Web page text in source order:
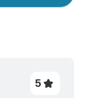
5